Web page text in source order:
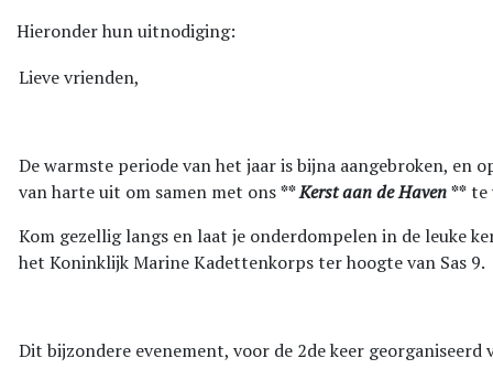
Hieronder hun uitnodiging:
Lieve vrienden,
De warmste periode van het jaar is bijna aangebroken, en
van harte uit om samen met ons**Kerst aan de Haven**te
Kom gezellig langs en laat je onderdompelen in de leuke
het Koninklijk Marine Kadettenkorps ter hoogte van Sas 9.
Dit bijzondere evenement, voor de 2de keer georganiseerd